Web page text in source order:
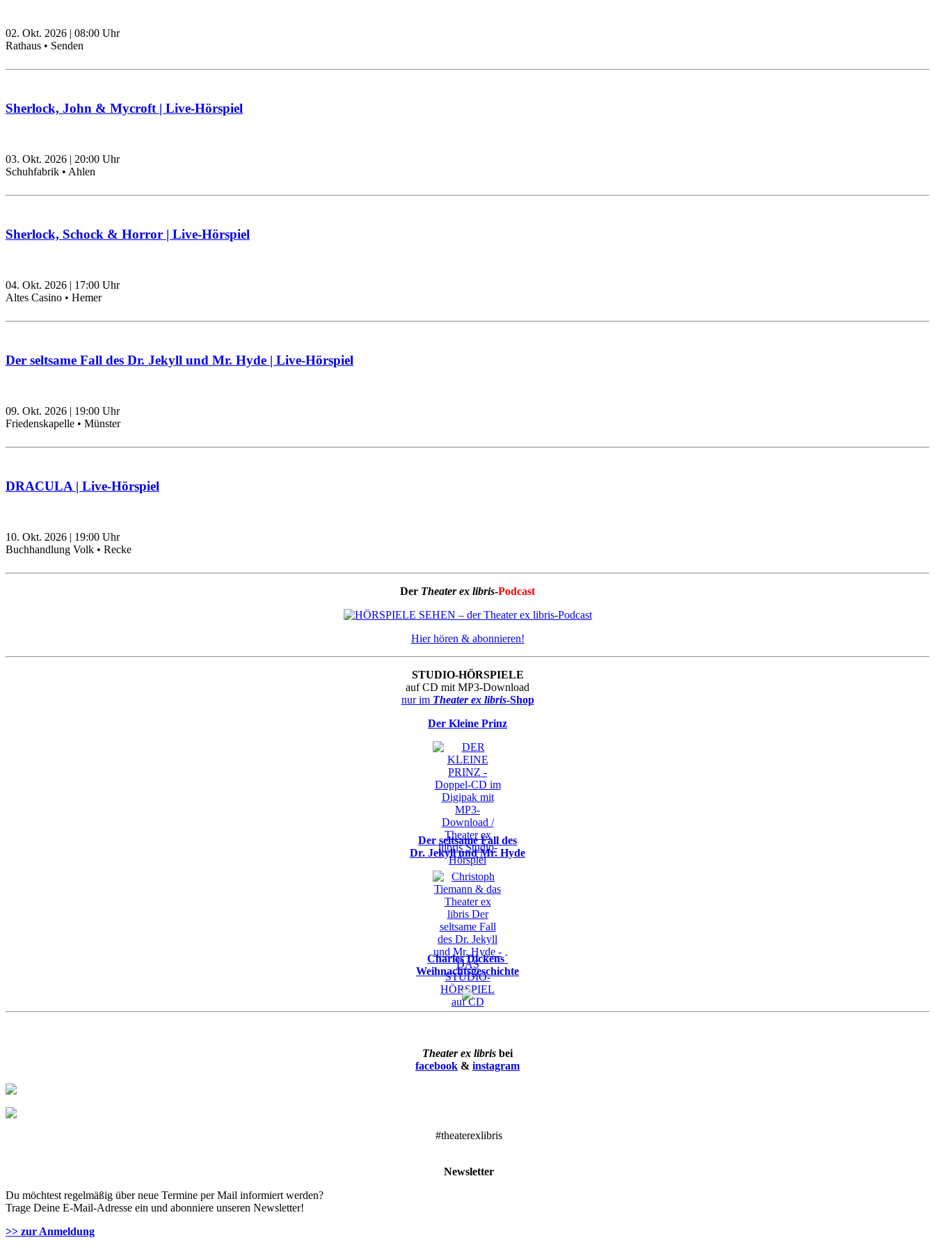
02. Okt. 2026 | 08:00 Uhr
Rathaus • Senden
Sherlock, John & Mycroft | Live-Hörspiel
03. Okt. 2026 | 20:00 Uhr
Schuhfabrik • Ahlen
Sherlock, Schock & Horror | Live-Hörspiel
04. Okt. 2026 | 17:00 Uhr
Altes Casino • Hemer
Der seltsame Fall des Dr. Jekyll und Mr. Hyde | Live-Hörspiel
09. Okt. 2026 | 19:00 Uhr
Friedenskapelle • Münster
DRACULA | Live-Hörspiel
10. Okt. 2026 | 19:00 Uhr
Buchhandlung Volk • Recke
Der Theater ex libris-Podcast
Hier hören & abonnieren!
STUDIO-HÖRSPIELE
auf CD mit MP3-Download
nur imTheater ex libris-Shop
Der Kleine Prinz
Der seltsame Fall des
Dr. Jekyll und Mr. Hyde
Charles Dickens´
Weihnachtsgeschichte
Theater ex libris bei
facebook & instagram
#theaterexlibris
Newsletter
Du möchtest regelmäßig über neue Termine per Mail informiert werden?
Trage Deine E-Mail-Adresse ein und abonniere unseren Newsletter!
>> zur Anmeldung